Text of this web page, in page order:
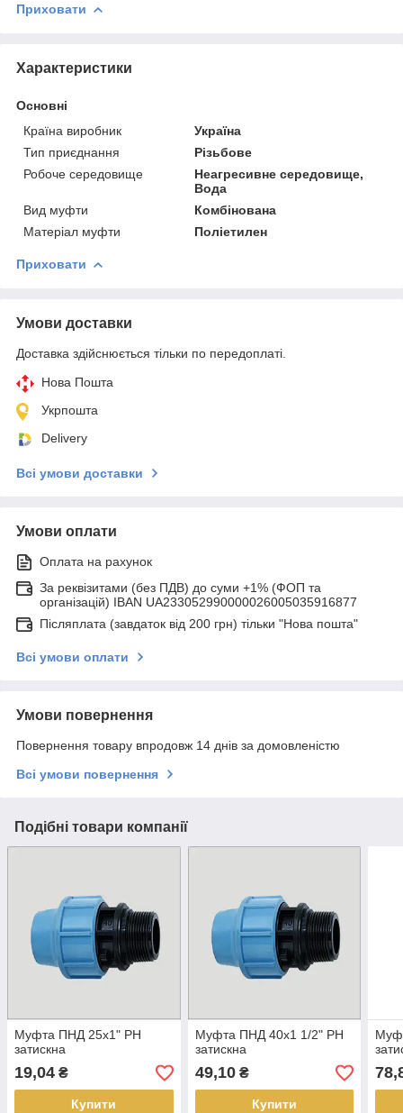
Приховати
Характеристики
Основні
Країна виробник
Україна
Тип приєднання
Різьбове
Робоче середовище
Неагресивне середовище,
Вода
Вид муфти
Комбінована
Матеріал муфти
Поліетилен
Приховати
Умови доставки
Доставка здійснюється тільки по передоплаті.
Нова Пошта
Укрпошта
Delivery
Всі умови доставки
Умови оплати
Оплата на рахунок
За реквізитами (без ПДВ) до суми +1% (ФОП та
організацій) IBAN UA233052990000026005035916877
Післяплата (завдаток від 200 грн) тільки "Нова пошта"
Всі умови оплати
Умови повернення
Повернення товару впродовж 14 днів за домовленістю
Всі умови повернення
Подібні товари компанії
Муфта ПНД 25х1" РН
затискна
19,04 ₴
Купити
Муфта ПНД 40х1 1/2" РН
затискна
49,10₴
Купити